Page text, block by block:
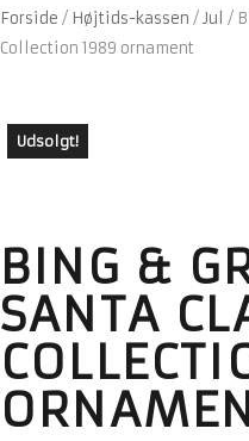
Forside / Højtids-kassen /Jul /
Collection 1989 ornament
Udsolgt!
BING &
SANTA